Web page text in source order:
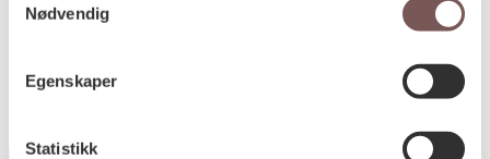
Nødvendig
Egenskaper
Statistikk
Reference